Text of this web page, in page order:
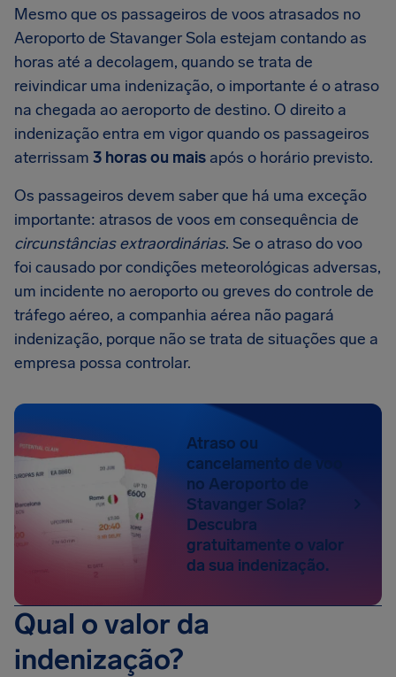
Mesmo que os passageiros de voos atrasados no
Aeroporto de Stavanger Sola estejam contando as
horas até a decolagem, quando se trata de
reivindicar uma indenização, o importante é o atraso
na chegada ao aeroporto de destino. O direito a
indenização entra em vigor quando os passageiros
aterrissam 3 horas ou mais após o horário previsto.
Os passageiros devem saber que há uma exceção
importante: atrasos de voos em consequência de
circunstâncias extraordinárias. Se o atraso do voo
foi causado por condições meteorológicas adversas,
um incidente no aeroporto ou greves do controle de
tráfego aéreo, a companhia aérea não pagará
indenização, porque não se trata de situações que a
empresa possa controlar.
Atraso ou
cancelamento de voo
no Aeroporto de
Stavanger Sola?
Descubra
gratuitamente o valor
da sua indenização.
Qual o valor da
indenização?